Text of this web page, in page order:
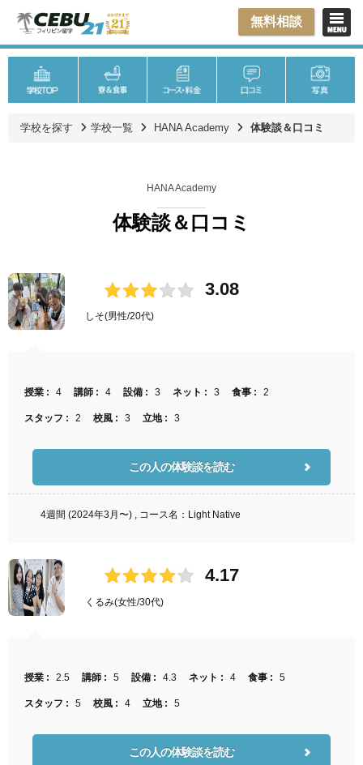
無料相談
学校を探す 学校一覧 HANA Academy 体験談＆口コミ
HANA Academy
体験談＆口コミ
しそ(男性/20代)
3.08
授業 : 4 講師 : 4 設備 : 3 ネット : 3 食事 : 2
スタッフ : 2 校風 : 3 立地 : 3
この人の体験談を読む
4週間 (2024年3月〜) , コース名：Light Native
くるみ(女性/30代)
4.17
授業 : 2.5 講師 : 5 設備 : 4.3 ネット : 4 食事 : 5
スタッフ : 5 校風 : 4 立地 : 5
この人の体験談を読む